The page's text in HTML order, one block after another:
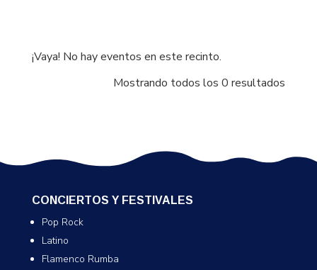
¡Vaya! No hay eventos en este recinto.
Mostrando todos los 0 resultados
CONCIERTOS Y FESTIVALES
Pop Rock
Latino
Flamenco Rumba